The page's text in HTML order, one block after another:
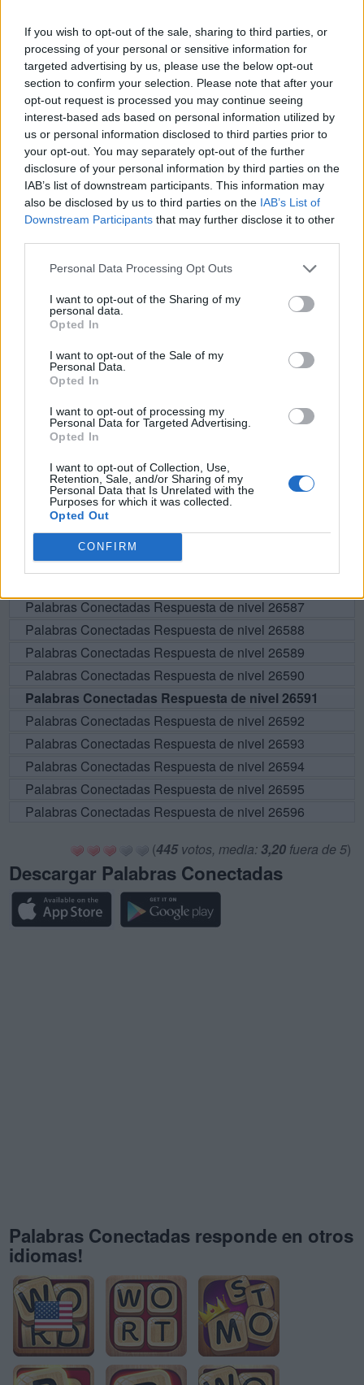
If you wish to opt-out of the sale, sharing to third parties, or
processing of your personal or sensitive information for
targeted advertising by us, please use the below opt-out
section to confirm your selection. Please note that after your
opt-out request is processed you may continue seeing
interest-based ads based on personal information utilized by
us or personal information disclosed to third parties prior to
your opt-out. You may separately opt-out of the further
disclosure of your personal information by third parties on the
IAB’s list of downstream participants. This information may
also be disclosed by us to third parties on the IAB’s List of
Downstream Participants that may further disclose it to other
Personal Data Processing Opt Outs
I want to opt-out of the Sharing of my
personal data.
Opted In
I want to opt-out of the Sale of my
Personal Data.
Opted In
I want to opt-out of processing my
Personal Data for Targeted Advertising.
Opted In
I want to opt-out of Collection, Use,
Retention, Sale, and/or Sharing of my
Personal Data that Is Unrelated with the
Purposes for which it was collected.
Opted Out
CONFIRM
L
O T
O
L
O R
O
O
T E R
O
O
L E
R
O
L O
R
L
O T E
O
O
R E
O
R
O L
E
L E
O
L
O T
T E
O L O
BUSCAR MÁS
RESPUESTAS
Por favor seleccione los niveles:
Palabras Conectadas Respuesta de nivel 26587
Palabras Conectadas Respuesta de nivel 26588
Palabras Conectadas Respuesta de nivel 26589
Palabras Conectadas Respuesta de nivel 26590
Palabras Conectadas Respuesta de nivel 26591
Palabras Conectadas Respuesta de nivel 26592
Palabras Conectadas Respuesta de nivel 26593
Palabras Conectadas Respuesta de nivel 26594
Palabras Conectadas Respuesta de nivel 26595
Palabras Conectadas Respuesta de nivel 26596
(445votos, media: 3,20 fuera de 5)
Descargar Palabras Conectadas
Palabras Conectadas responde en otros
idiomas!